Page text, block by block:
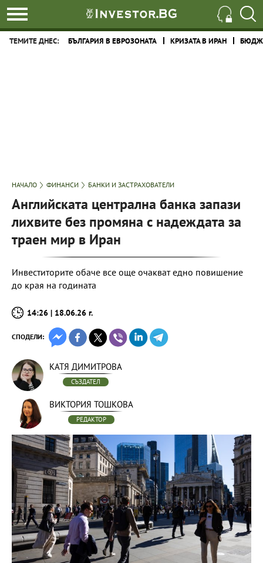
ТЕМИТЕ ДНЕС: БЪЛГАРИЯ В ЕВРОЗОНАТА КРИЗАТА В ИРАН
НАЧАЛО ФИНАНСИ БАНКИ И ЗАСТРАХОВАТЕЛИ
Английската централна банка запази
лихвите без промяна с надеждата за
траен мир в Иран
Инвеститорите обаче все още очакват едно повишение
до края на годината
14:26 | 18.06.26 г.
СПОДЕЛИ:
КАТЯ ДИМИТРОВА
СЪЗДАТЕЛ
ВИКТОРИЯ ТОШКОВА
РЕДАКТОР